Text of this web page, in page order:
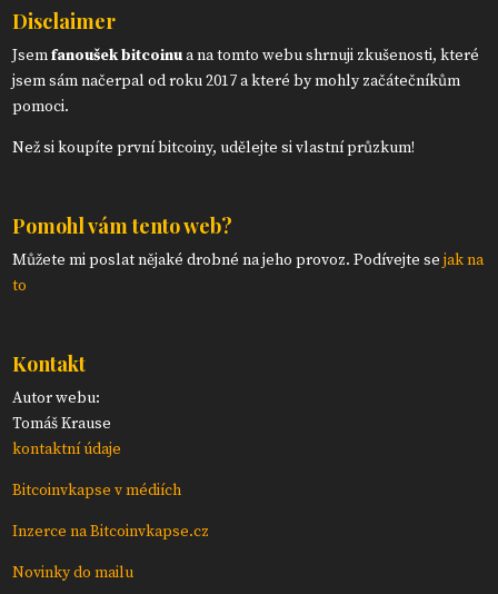
Disclaimer
Jsemfanoušek bitcoinua na tomto webu shrnuji zkušenosti, které
jsem sám načerpal od roku 2017 a které by mohly začátečníkům
pomoci.
Než si koupíte první bitcoiny, udělejte si vlastní průzkum!
Pomohl vám tento web?
Můžete mi poslat nějaké drobné na jeho provoz. Podívejte sejak na
to
Kontakt
Autor webu:
Tomáš Krause
kontaktní údaje
Bitcoinvkapse v médiích
Inzerce na Bitcoinvkapse.cz
Novinky do mailu